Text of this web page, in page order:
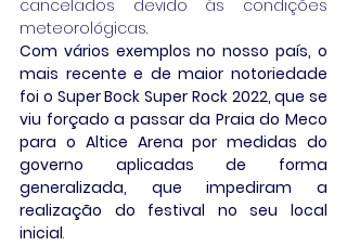
cancelados devido às condições
meteorológicas.
Com vários exemplos no nosso país, o
mais recente e de maior notoriedade
foi o Super Bock Super Rock 2022, que se
viu forçado a passar da Praia do Meco
para o Altice Arena por medidas do
governo aplicadas de forma
generalizada, que impediram a
realização do festival no seu local
inicial.